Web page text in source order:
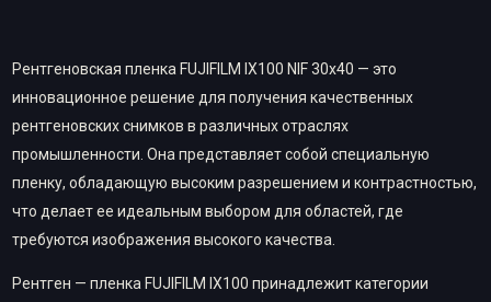
Рентгеновская пленка FUJIFILM IX100 NIF 30х40 — это
инновационное решение для получения качественных
рентгеновских снимков в различных отраслях
промышленности. Она представляет собой специальную
пленку, обладающую высоким разрешением и контрастностью,
что делает ее идеальным выбором для областей, где
требуются изображения высокого качества.
Рентген — пленка FUJIFILM IX100 принадлежит категории